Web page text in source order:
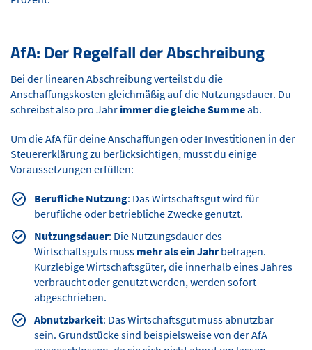
AfA: Der Regelfall der Abschreibung
Bei der linearen Abschreibung verteilst du die
Anschaffungskosten gleichmäßig auf die Nutzungsdauer. Du
schreibst also pro Jahr immer die gleiche Summeab.
Um die AfA für deine Anschaffungen oder Investitionen in der
Steuererklärung zu berücksichtigen, musst du einige
Voraussetzungen erfüllen:
Berufliche Nutzung: Das Wirtschaftsgut wird für
berufliche oder betriebliche Zwecke genutzt.
Nutzungsdauer: Die Nutzungsdauer des
Wirtschaftsguts muss mehr als ein Jahrbetragen.
Kurzlebige Wirtschaftsgüter, die innerhalb eines Jahres
verbraucht oder genutzt werden, werden sofort
abgeschrieben.
Abnutzbarkeit: Das Wirtschaftsgut muss abnutzbar
sein. Grundstücke sind beispielsweise von der AfA